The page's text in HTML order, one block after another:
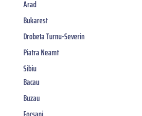
Arad
Bukarest
Drobeta Turnu-Severin
Piatra Neamt
Sibiu
Bacau
Buzau